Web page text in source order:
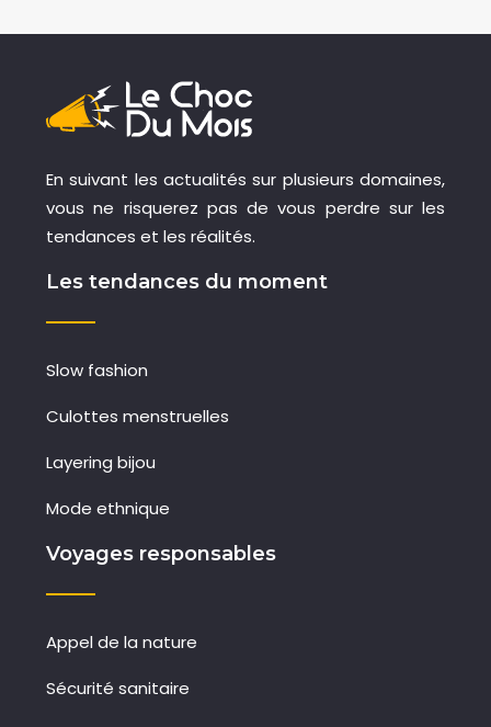
En suivant les actualités sur plusieurs domaines,
vous ne risquerez pas de vous perdre sur les
tendances et les réalités.
Les tendances du moment
Slow fashion
Culottes menstruelles
Layering bijou
Mode ethnique
Voyages responsables
Appel de la nature
Sécurité sanitaire